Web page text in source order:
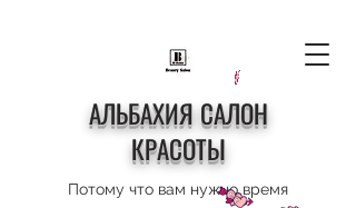
АЛЬБАХИЯ САЛОН
КРАСОТЫ
Потому что вам нужно время